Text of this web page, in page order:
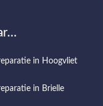
in Hoogvliet
in Brielle